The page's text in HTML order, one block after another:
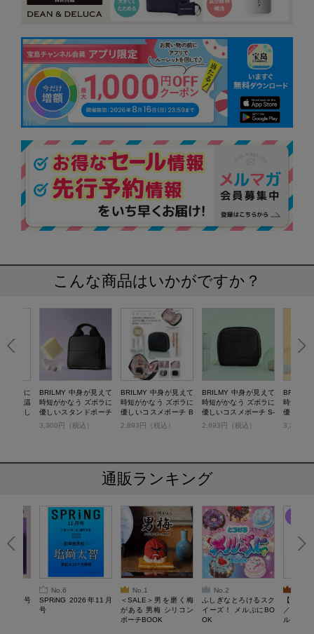
こんな商品はいかがですか？
迷子に
冷・保温
に優し
BRILMY 中身が見えて
時短がかなう ズボラに
優しいスタンドポーチ
BOOK
3,300円（税込）
BRILMY 中身が見えて
時短がかなう ズボラに
優しいコスメポーチ B
OOK S-size BLACK v
2,893円（税込）
BRILMY 中身が見えて
時短がかなう ズボラに
優しいコスメポーチ S-
size BLACK ver. SPE
2,893円（税込）
BRILMY
時短がか
優しいコ
size
3,300円
通販ランキング
10月号
No.6
SPRiNG 2026年11月
号
No.1
＜SALE＞男を磨く梅
がある 男梅 シリコン
ポーチBOOK
No.2
ふしぎなとろけるスク
イーズ！ メルぷにBO
OK
【
／Lサ
ル）【